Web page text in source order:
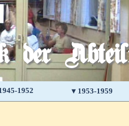
der
1952 ▾ 1953-1959